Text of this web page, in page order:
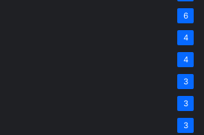
6
4
4
3
3
3